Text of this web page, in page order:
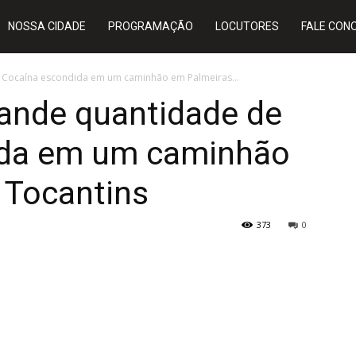
NOSSA CIDADE PROGRAMAÇÃO LOCUTORES FALE
escondida em um caminhão em Palmeiras...
quantidade de
em um caminhão
0
373